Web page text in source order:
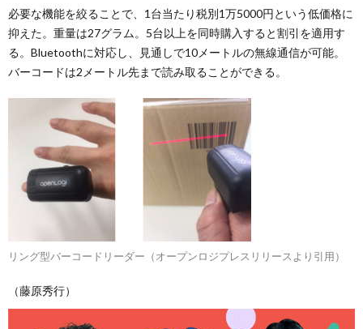
必要な機能を絞ることで、1台当たり税別1万5000円という低価格に
抑えた。重量は27グラム。5台以上を同時購入すると割引を適用す
る。Bluetoothに対応し、見通しで10メートルの無線通信が可能。
バーコードは2メートル先まで読み取ることができる。
リング型バーコードリーダー（オープンロジプレスリリースより引用）
（藤原秀行）